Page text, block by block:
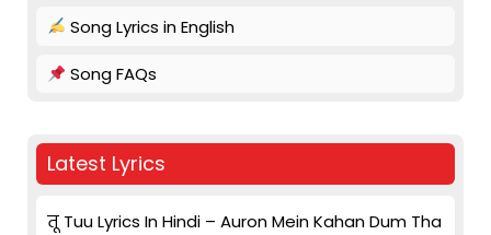
Song Lyrics in English
Song FAQs
Latest Lyrics
तू Tuu Lyrics In Hindi – Auron Mein Kahan Dum Tha